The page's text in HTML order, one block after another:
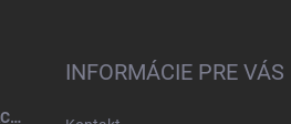
DETSKÝ CHRÁNIČ - FOX YOUTH RACEFRAME IMPACT CE CHEST GUARD
INFORMÁCIE PRE VÁS